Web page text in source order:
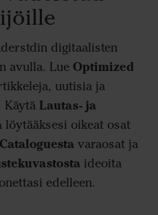
digitaalisten
avulla. Lue Optimized
uutisia ja
Käytä Lautas- ja
löytääksesi oikeat osat
varaosat ja
ideoita
edelleen.